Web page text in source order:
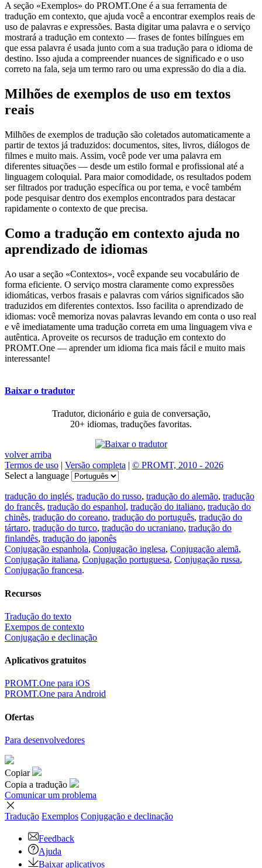
A seção «Exemplos» do PROMT.One é a sua ferramenta de
tradução em contexto, que ajuda você a encontrar exemplos reais de
uso de palavras e expressões. Basta digitar uma palavra e o serviço
mostrará a tradução em contexto — frases de fontes bilíngues em
que essa palavra é usada junto com a sua tradução para o idioma de
destino. Isso ajuda a compreender nuances de significado e o uso
correto na fala, seja um termo raro ou uma expressão do dia a dia.
Milhões de exemplos de uso em textos
reais
Milhões de exemplos de tradução são coletados automaticamente a
partir de textos já traduzidos: documentos, sites, livros, diálogos de
filmes e muito mais. Assim, você pode ver uma palavra em
diferentes situações — desde um estilo formal e profissional até a
linguagem coloquial. Para maior comodidade, os resultados podem
ser filtrados por tradução específica ou por tema, e você também
pode pesquisar dentro dos exemplos encontrados para destacar
rapidamente o contexto de que precisa.
Como a tradução em contexto ajuda no
aprendizado de idiomas
Ao usar a seção «Contextos», você expande seu vocabulário de
forma eficiente. O serviço mostra claramente como expressões
idiomáticas, verbos frasais e palavras com vários significados são
traduzidos em diferentes contextos. Isso facilita o aprendizado de
idiomas: você memoriza novas palavras levando em conta o uso real
e vê imediatamente uma tradução correta em uma linguagem viva e
autêntica. Aproveite os recursos de tradução em contexto do
PROMT.One — aprender um idioma fica mais fácil e muito mais
interessante!
Baixar o tradutor
Tradutor, dicionário e guia de conversação,
20+ idiomas, traduções favoritas.
volver arriba
Termos de uso | Versão completa | © PROMT, 2010 - 2026
Select a language
tradução do inglés, tradução do russo, tradução do alemão, tradução
do francês, tradução do espanhol, tradução do italiano, tradução do
chinês, tradução do coreano, tradução do português, tradução do
tártaro, tradução do turco, tradução do ucraniano, tradução do
finlandês, tradução do japonês
Conjugação espanhola, Conjugação inglesa, Conjugação alemã,
Conjugação italiana, Conjugação portuguesa, Conjugação russa,
Conjugação francesa.
Recursos
Tradução do texto
Exempos de contexto
Conjugação e declinação
Aplicativos gratuitos
PROMT.One para iOS
PROMT.One para Android
Ofertas
Para desenvolvedores
Copiar
Copia a tradução
Comunicar um problema
Tradução Exemplos Conjugação e declinação
Feedback
Ajuda
Baixar aplicativos